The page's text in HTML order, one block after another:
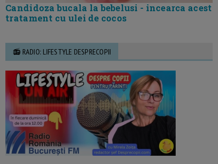
Candidoza bucala la bebelusi - incearca acest
tratament cu ulei de cocos
📻 RADIO: LIFESTYLE DESPRECOPII